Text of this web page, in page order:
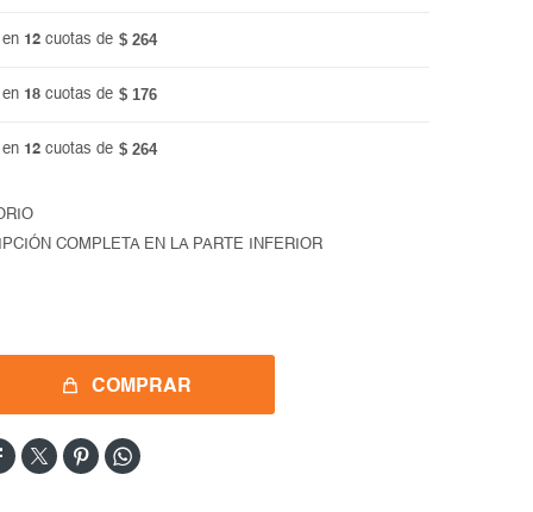
en 12 cuotas de $ 264
en 18 cuotas de $ 176
en 12 cuotas de $ 264
COMPLETA EN LA PARTE INFERIOR
COMPRAR
  